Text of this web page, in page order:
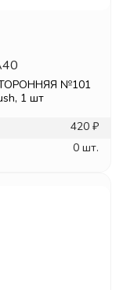
№101
1 шт
420 ₽
0 шт.